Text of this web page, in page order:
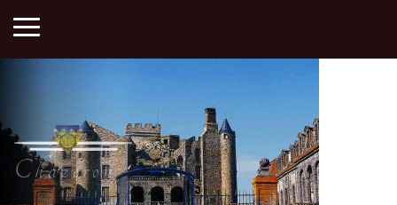
Activités
Histoire
Chazeron